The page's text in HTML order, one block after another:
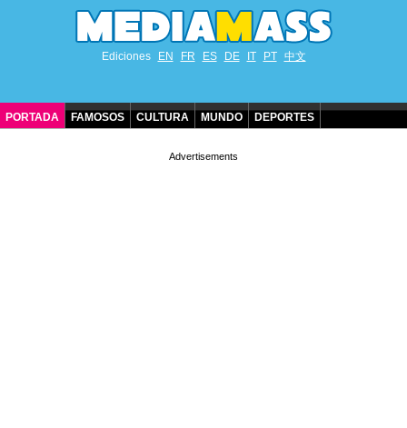
Ediciones EN FR ES DE IT PT 中文
PORTADA FAMOSOS CULTURA MUNDO DEPORTES